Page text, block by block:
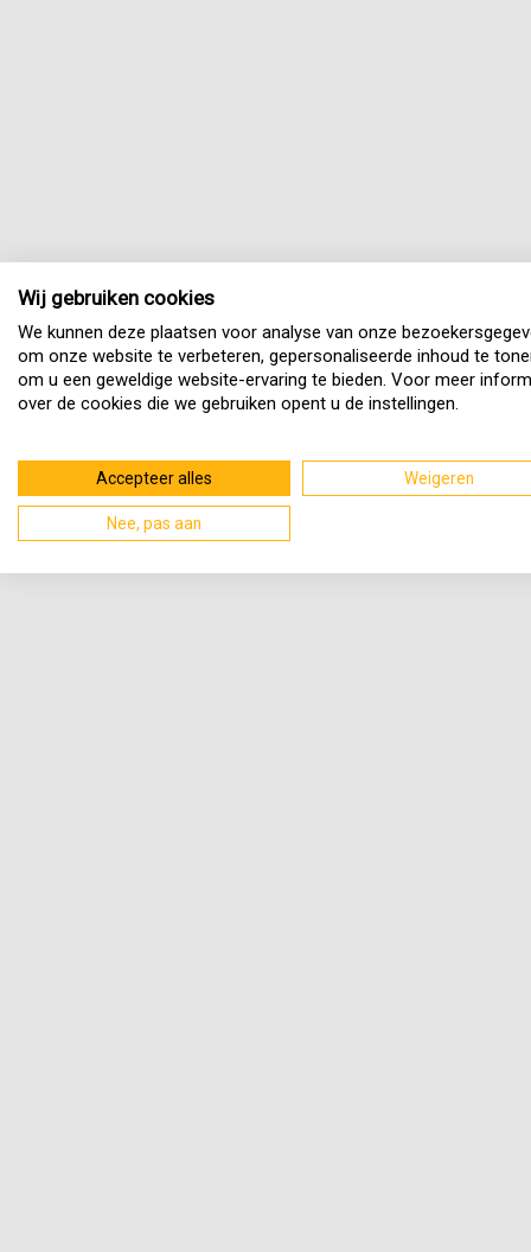
Wij gebruiken cookies
We kunnen deze plaatsen voor analyse van onze
om onze website te verbeteren, gepersonaliseerde inhoud te
om u een geweldige website-ervaring te bieden. Voor meer
over de cookies die we gebruiken opent u de instellingen.
Accepteer alles Weigeren
Nee, pas aan